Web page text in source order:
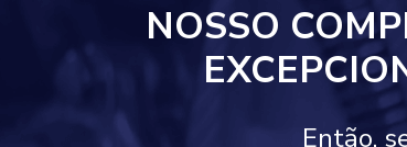
NOSSO
Então,